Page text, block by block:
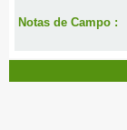
Notas de Campo :